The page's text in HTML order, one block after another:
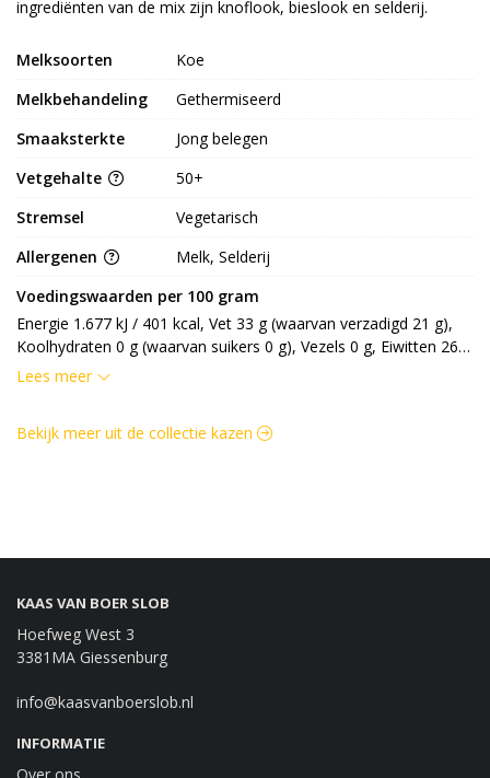
ingrediënten van de mix zijn knoflook, bieslook en selderij.
Melksoorten
Koe
Melkbehandeling
Gethermiseerd
Smaaksterkte
Jong belegen
Vetgehalte
50+
Stremsel
Vegetarisch
Allergenen
Melk, Selderij
Voedingswaarden per 100 gram
Energie 1.677 kJ / 401 kcal, Vet 33 g (waarvan verzadigd 21 g),
Koolhydraten 0 g (waarvan suikers 0 g), Vezels 0 g, Eiwitten 26
g, Zout 197 g.
Lees meer
Bekijk meer uit de collectie kazen
KAAS VAN BOER SLOB
Hoefweg West 3
3381MA Giessenburg
info@kaasvanboerslob.nl
INFORMATIE